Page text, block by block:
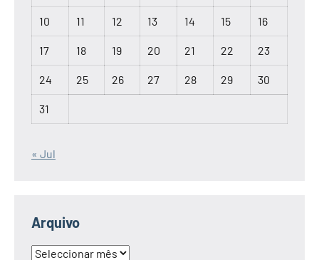
10 11 12 13 14 15 16
17 18 19 20 21 22 23
24 25 26 27 28 29 30
31
« Jul
Arquivo
Arquivo